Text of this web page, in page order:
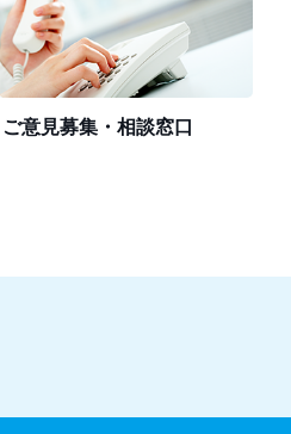
ご意見募集・相談窓口